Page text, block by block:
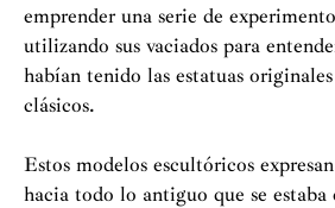
emprender una serie de
utilizando sus vaciados para
habían tenido las estatuas
clásicos.
Estos modelos escultóricos
hacia todo lo antiguo que se estaba